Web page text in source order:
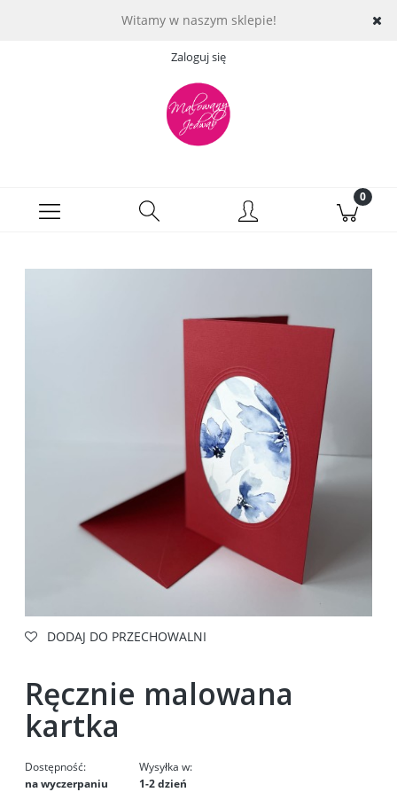
Witamy w naszym sklepie!
Zaloguj się
DODAJ DO PRZECHOWALNI
Ręcznie malowana
kartka
Dostępność:
na wyczerpaniu
Wysyłka w:
1-2 dzień